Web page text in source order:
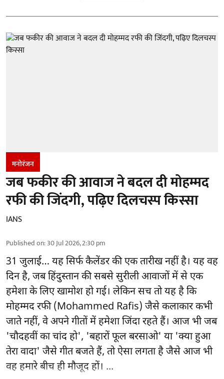
मनोरंजन
जब फकीर की आवाज ने बदल दी मोहम्मद
रफी की जिंदगी, पढ़िए दिलचस्प किस्सा
IANS
Published on:30 Jul 2026, 2:30 pm
31 जुलाई… यह सिर्फ कैलेंडर की एक तारीख नहीं है। यह वह
दिन है, जब हिंदुस्तान की सबसे सुरीली आवाजों में से एक
हमेशा के लिए खामोश हो गई। लेकिन सच तो यह है कि
मोहम्मद रफी (Mohammed Rafis) जैसे कलाकार कभी
जाते नहीं, वे अपने गीतों में हमेशा जिंदा रहते हैं। आज भी जब
'चौदहवीं का चांद हो', 'बहारों फूल बरसाओ' या 'क्या हुआ
तेरा वादा' जैसे गीत बजते हैं, तो ऐसा लगता है जैसे आज भी
वह हमारे बीच ही मौजूद हों। ...